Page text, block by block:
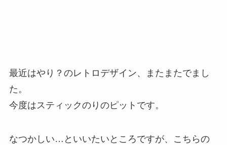
最近はやり？のレトロデザイン、またまたでまし
た。
今度はスティックのりのピットです。
なつかしい…といいたいところですが、こちらの